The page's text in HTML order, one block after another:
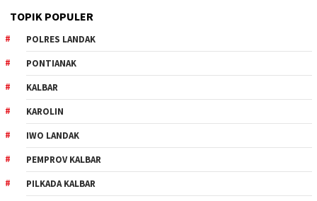
TOPIK POPULER
POLRES LANDAK
PONTIANAK
KALBAR
KAROLIN
IWO LANDAK
PEMPROV KALBAR
PILKADA KALBAR